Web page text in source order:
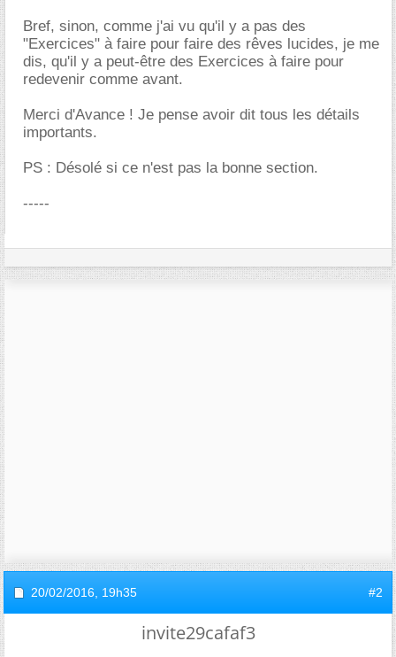
Bref, sinon, comme j'ai vu qu'il y a pas des
"Exercices" à faire pour faire des rêves lucides, je me
dis, qu'il y a peut-être des Exercices à faire pour
redevenir comme avant.
Merci d'Avance ! Je pense avoir dit tous les détails
importants.
PS : Désolé si ce n'est pas la bonne section.
-----
20/02/2016, 19h35 #2
invite29cafaf3